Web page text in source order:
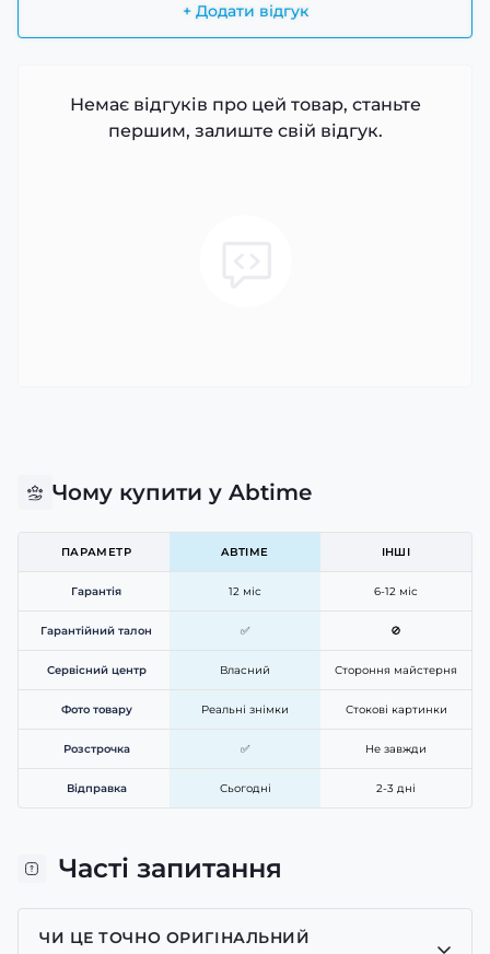
+ Додати відгук
Немає відгуків про цей товар, станьте
першим, залиште свій відгук.
Чому купити у Abtime
ПАРАМЕТР ABTIME ІНШІ
Гарантія 12 міс 6-12 міс
Гарантійний талон ✅ 🚫
Сервісний центр Власний Стороння майстерня
Фото товару Реальні знімки Стокові картинки
Розстрочка ✅ Не завжди
Відправка Сьогодні 2-3 дні
Часті запитання
ЧИ ЦЕ ТОЧНО ОРИГІНАЛЬНИЙ